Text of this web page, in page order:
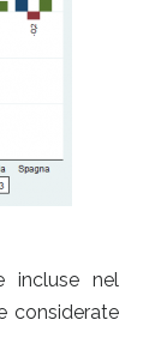
incluse nel
considerate